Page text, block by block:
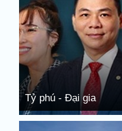
Tỷ phú - Đại gia